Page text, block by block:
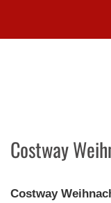
Costway
Costway